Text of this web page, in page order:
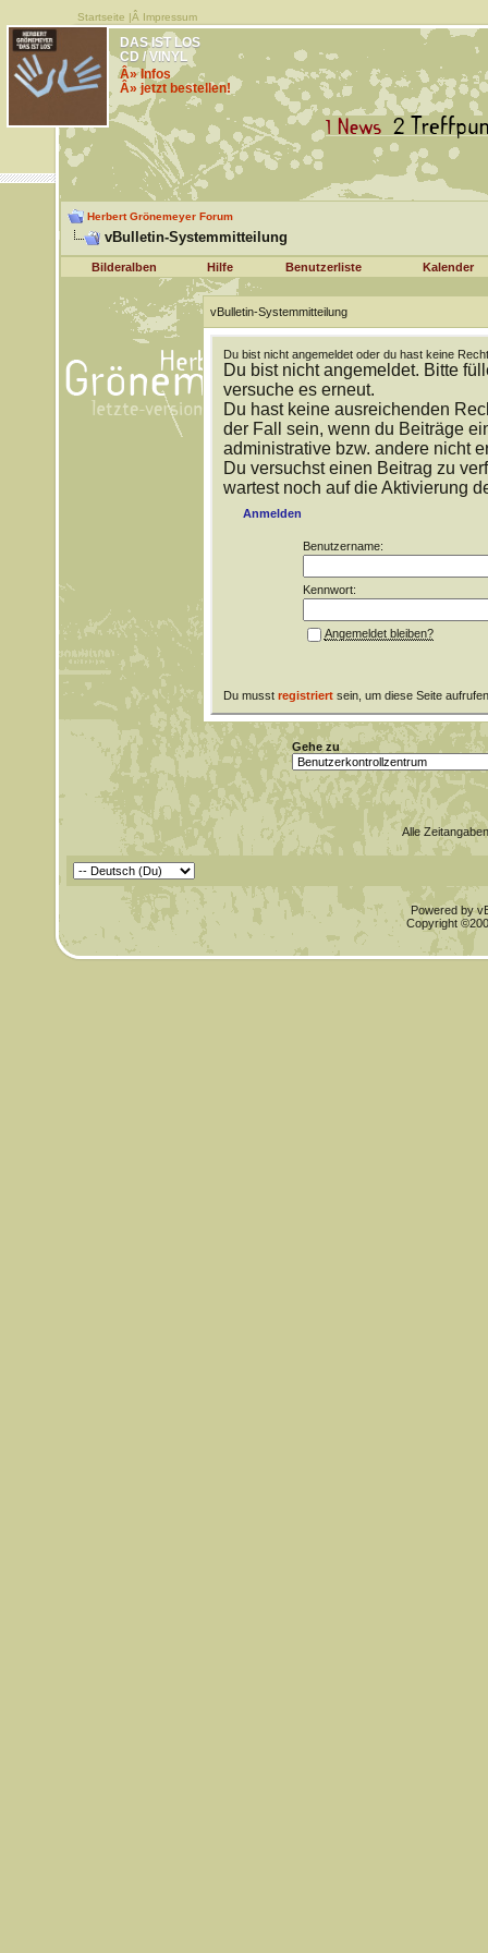
Startseite |Â Impressum
DAS IST LOS
CD / VINYL
Â» Infos
Â» jetzt bestellen!
Herbert Grönemeyer Forum
vBulletin-Systemmitteilung
Bilderalben Hilfe Benutzerliste Kalender
vBulletin-Systemmitteilung
Du bist nicht angemeldet oder du hast keine
Du bist nicht angemeldet. Bitte
versuche es erneut.
Du hast keine ausreichenden
der Fall sein, wenn du Beiträge
administrative bzw. andere nicht
Du versuchst einen Beitrag zu
wartest noch auf die Aktivierung
Anmelden
Benutzername:
Kennwort:
Angemeldet bleiben?
Du musst registriertsein, um diese Seite
Gehe zu
Alle
Powered by
Copyright